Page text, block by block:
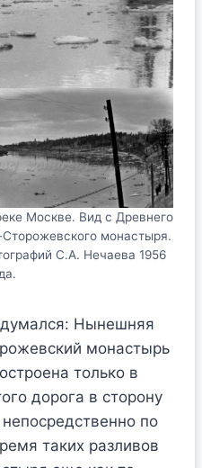
Москве. Вид с Древнего
монастыря.
С.А. Нечаева 1956
Нынешняя
монастырь
только в
дорога в сторону
по
таких разливов